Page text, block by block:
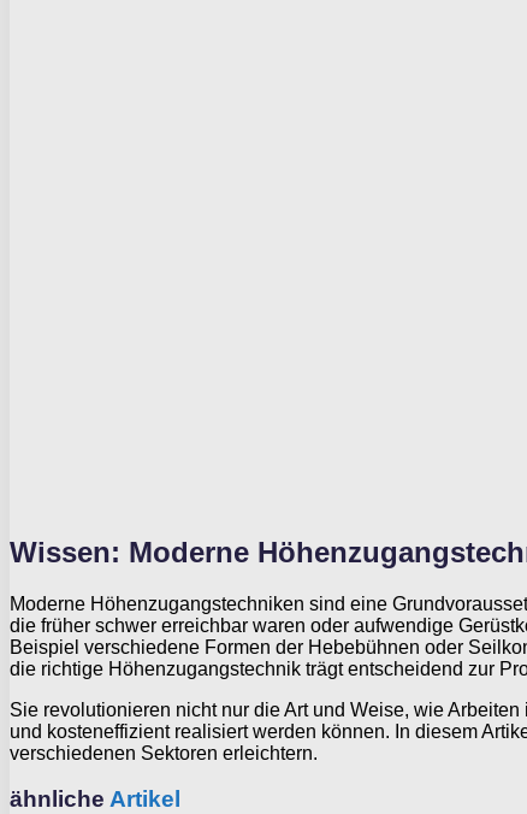
Wissen: Moderne
Moderne Höhenzugangstechniken sind eine
die früher schwer erreichbar waren oder aufwendige
Beispiel verschiedene Formen der Hebebühnen oder
die richtige Höhenzugangstechnik trägt entscheidend zur
Sie revolutionieren nicht nur die Art und Weise, wie
und kosteneffizient realisiert werden können. In diesem
verschiedenen Sektoren erleichtern.
ähnliche Artikel